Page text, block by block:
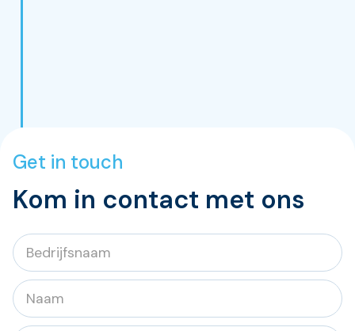
Get in touch
Kom in contact met ons